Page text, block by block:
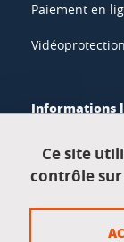
Paiement en
Vidéoprotection
Informations
Données
Crédits
Ce site
contrôle